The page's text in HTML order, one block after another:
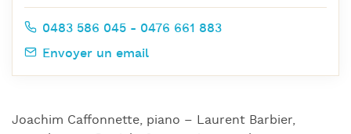
Joachim Caffonnette, piano – Laurent Barbier,
0483 586 045 - 0476 661 883
Envoyer un email